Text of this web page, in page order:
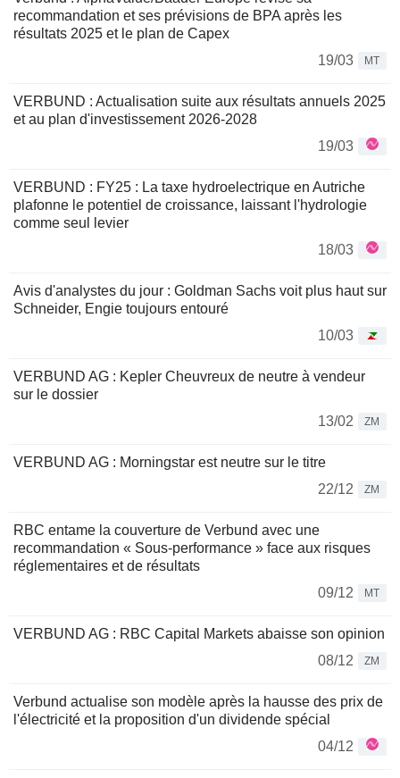
recommandation et ses prévisions de BPA après les
résultats 2025 et le plan de Capex
19/03
MT
VERBUND : Actualisation suite aux résultats annuels 2025
et au plan d'investissement 2026-2028
19/03
VERBUND : FY25 : La taxe hydroelectrique en Autriche
plafonne le potentiel de croissance, laissant l'hydrologie
comme seul levier
18/03
Avis d'analystes du jour : Goldman Sachs voit plus haut sur
Schneider, Engie toujours entouré
10/03
VERBUND AG : Kepler Cheuvreux de neutre à vendeur
sur le dossier
13/02
ZM
VERBUND AG : Morningstar est neutre sur le titre
22/12
ZM
RBC entame la couverture de Verbund avec une
recommandation « Sous-performance » face aux risques
réglementaires et de résultats
09/12
MT
VERBUND AG : RBC Capital Markets abaisse son opinion
08/12
ZM
Verbund actualise son modèle après la hausse des prix de
l'électricité et la proposition d'un dividende spécial
04/12